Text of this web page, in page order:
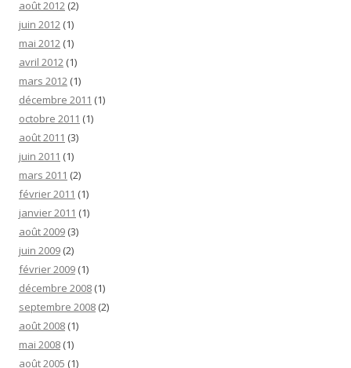
août 2012 (2)
juin 2012 (1)
mai 2012 (1)
avril 2012 (1)
mars 2012 (1)
décembre 2011 (1)
octobre 2011 (1)
août 2011 (3)
juin 2011 (1)
mars 2011 (2)
février 2011 (1)
janvier 2011 (1)
août 2009 (3)
juin 2009 (2)
février 2009 (1)
décembre 2008 (1)
septembre 2008 (2)
août 2008 (1)
mai 2008 (1)
août 2005 (1)